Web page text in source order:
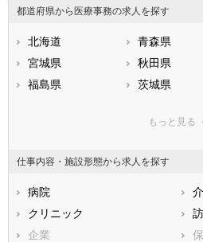
都道府県から医療事務の求人を探す
北海道 青森県
宮城県
秋田県
福島県
茨城県
神奈川県
石川県
福井県
静岡県
滋賀県
兵庫県
もっと見る
仕事内容・施設形態から求人を探す
病院
クリニック
企業